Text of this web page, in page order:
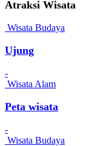
Atraksi Wisata
Wisata Budaya
Ujung
-
Wisata Alam
Peta wisata
-
Wisata Budaya